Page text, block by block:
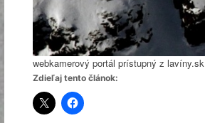
webkamerový portál prístupný z lavíny.sk
Zdieľaj tento článok: